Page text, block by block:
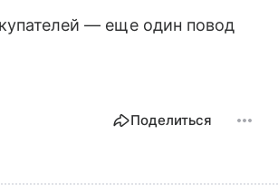
— еще один повод
Поделиться